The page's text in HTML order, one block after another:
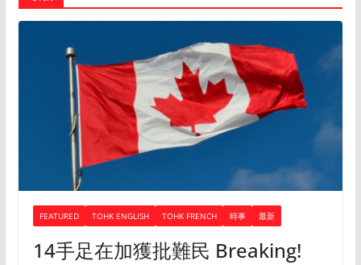
FEATURED TOHK ENGLISH TOHK FRENCH 時事 最新
14手足在加獲批難民 Breaking!